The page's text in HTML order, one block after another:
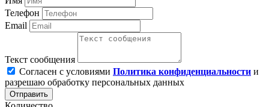
Телефон
Email
Текст сообщения
Согласен с условиями Политика конфиденциальности и
разрешаю обработку персональных данных
Отправить